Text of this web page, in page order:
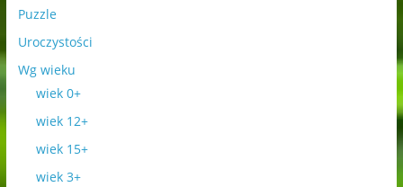
Puzzle
Uroczystości
Wg wieku
wiek 0+
wiek 12+
wiek 15+
wiek 3+